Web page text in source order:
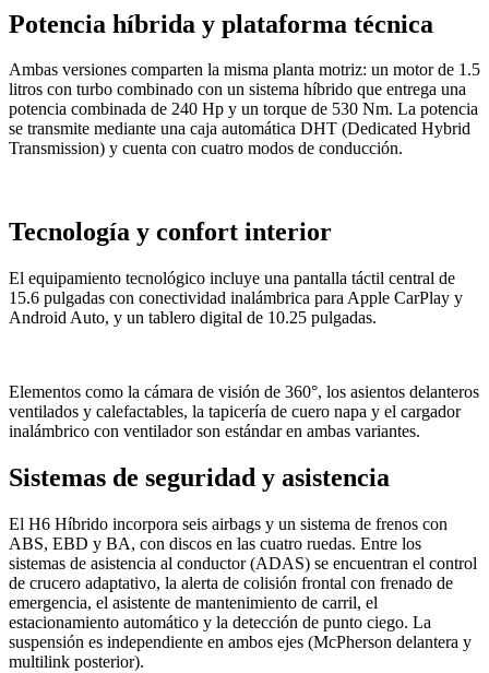
Potencia híbrida y plataforma técnica
Ambas versiones comparten la misma planta motriz: un motor de 1.5
litros con turbo combinado con un sistema híbrido que entrega una
potencia combinada de 240 Hp y un torque de 530 Nm. La potencia
se transmite mediante una caja automática DHT (Dedicated Hybrid
Transmission) y cuenta con cuatro modos de conducción.
Tecnología y confort interior
El equipamiento tecnológico incluye una pantalla táctil central de
15.6 pulgadas con conectividad inalámbrica para Apple CarPlay y
Android Auto, y un tablero digital de 10.25 pulgadas.
Elementos como la cámara de visión de 360°, los asientos delanteros
ventilados y calefactables, la tapicería de cuero napa y el cargador
inalámbrico con ventilador son estándar en ambas variantes.
Sistemas de seguridad y asistencia
El H6 Híbrido incorpora seis airbags y un sistema de frenos con
ABS, EBD y BA, con discos en las cuatro ruedas. Entre los
sistemas de asistencia al conductor (ADAS) se encuentran el control
de crucero adaptativo, la alerta de colisión frontal con frenado de
emergencia, el asistente de mantenimiento de carril, el
estacionamiento automático y la detección de punto ciego. La
suspensión es independiente en ambos ejes (McPherson delantera y
multilink posterior).